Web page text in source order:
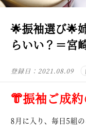
🌟振袖選び🌟
らいい？＝宮
登録日：2021.08.09
👘振袖ご成
8月に入り、毎日5組